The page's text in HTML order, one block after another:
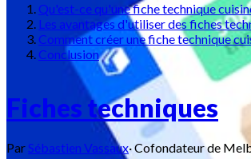
Qu'est-ce qu'une fiche technique
Les avantages d'utiliser des fiches
Comment créer une fiche technique
Conclusion
Fiches techniques
ParSébastien Vassaux·Cofondateur de